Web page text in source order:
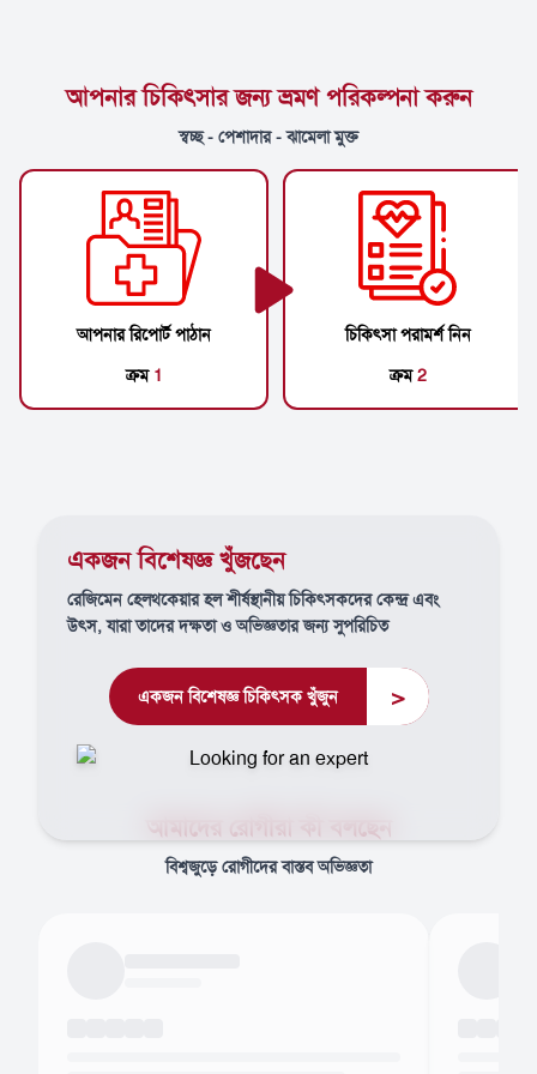
আপনার চিকিৎসার জন্য ভ্রমণ পরিকল্পনা করুন
স্বচ্ছ - পেশাদার - ঝামেলা মুক্ত
আপনার রিপোর্ট পাঠান
ক্রম 1
চিকিৎসা পরামর্শ নিন
ক্রম2
একজন বিশেষজ্ঞ খুঁজছেন
রেজিমেন হেলথকেয়ার হল শীর্ষস্থানীয় চিকিৎসকদের কেন্দ্র এবং
উৎস, যারা তাদের দক্ষতা ও অভিজ্ঞতার জন্য সুপরিচিত
একজন বিশেষজ্ঞ চিকিৎসক খুঁজুন >
আমাদের রোগীরা কী বলছেন
বিশ্বজুড়ে রোগীদের বাস্তব অভিজ্ঞতা